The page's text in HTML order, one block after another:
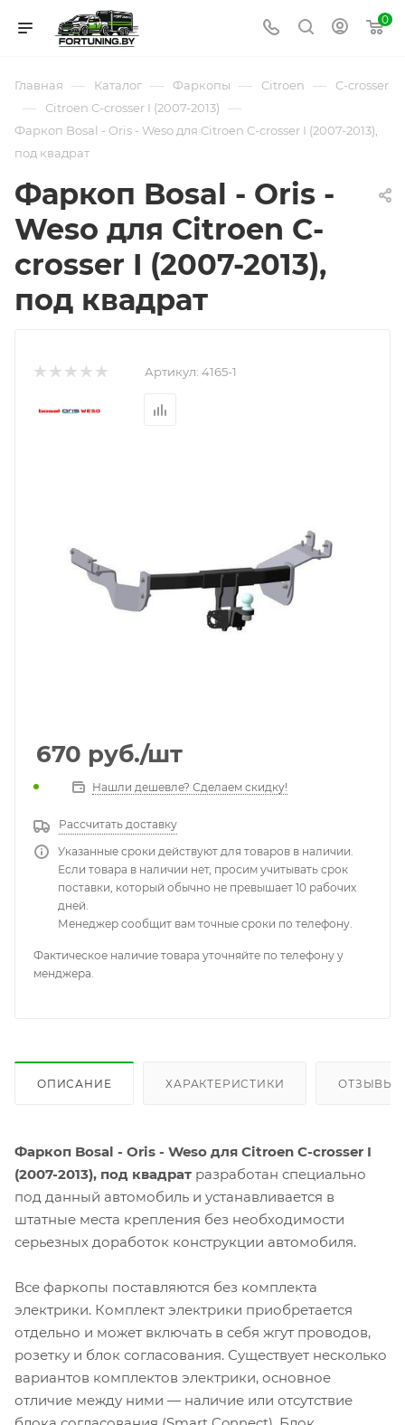
0
Главная — Каталог — Фаркопы — Citroen — C-crosser
— Citroen C-crosser I (2007-2013) —
Фаркоп Bosal - Oris - Weso для Citroen C-crosser I (2007-2013),
под квадрат
Фаркоп Bosal - Oris -
Weso для Citroen C-
crosser I (2007-2013),
под квадрат
Артикул: 4165-1
670 руб./шт
Нашли дешевле? Сделаем скидку!
Рассчитать доставку
Указанные сроки действуют для товаров в наличии.
Если товара в наличии нет, просим учитывать срок
поставки, который обычно не превышает 10 рабочих
дней.
Менеджер сообщит вам точные сроки по телефону.
Фактическое наличие товара уточняйте по телефону у
менджера.
ОПИСАНИЕ ХАРАКТЕРИСТИКИ ОТЗЫВЫ
Фаркоп Bosal - Oris - Weso для Citroen C-crosser I
(2007-2013), под квадрат разработан специально
под данный автомобиль и устанавливается в
штатные места крепления без необходимости
серьезных доработок конструкции автомобиля.
Все фаркопы поставляются без комплекта
электрики. Комплект электрики приобретается
отдельно и может включать в себя жгут проводов,
розетку и блок согласования. Существует несколько
вариантов комплектов электрики, основное
отличие между ними — наличие или отсутствие